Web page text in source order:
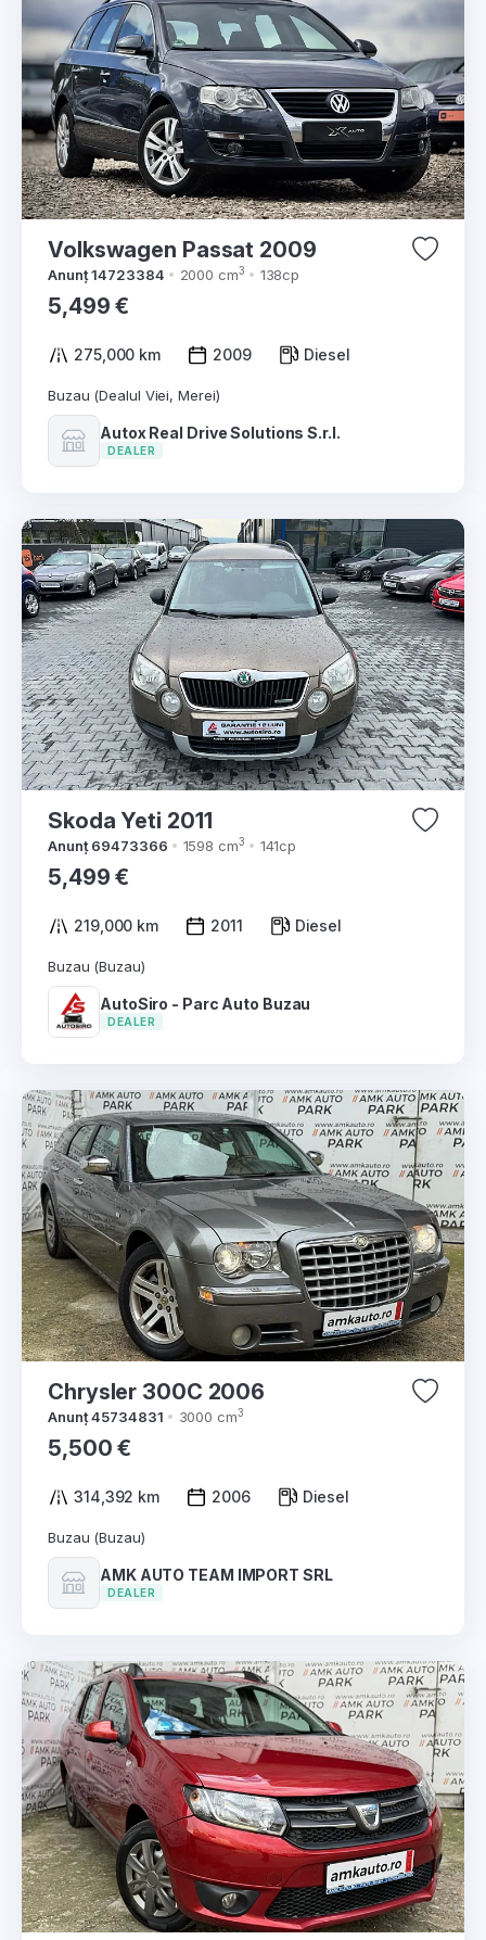
Volkswagen Passat 2009
Anunț 14723384 2000 cm3 138cp
5,499 €
275,000 km 2009 Diesel
Buzau (Dealul Viei, Merei)
Autox Real Drive Solutions S.r.l.
DEALER
Skoda Yeti 2011
Anunț 69473366 1598 cm3 141cp
5,499 €
219,000 km 2011 Diesel
Buzau (Buzau)
AutoSiro - Parc Auto Buzau
DEALER
Chrysler 300C 2006
Anunț 45734831 3000 cm3
5,500 €
314,392 km 2006 Diesel
Buzau (Buzau)
AMK AUTO TEAM IMPORT SRL
DEALER